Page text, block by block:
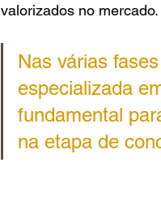
valorizados no mercado.
Nas várias
especializada
fundamental
na etapa de